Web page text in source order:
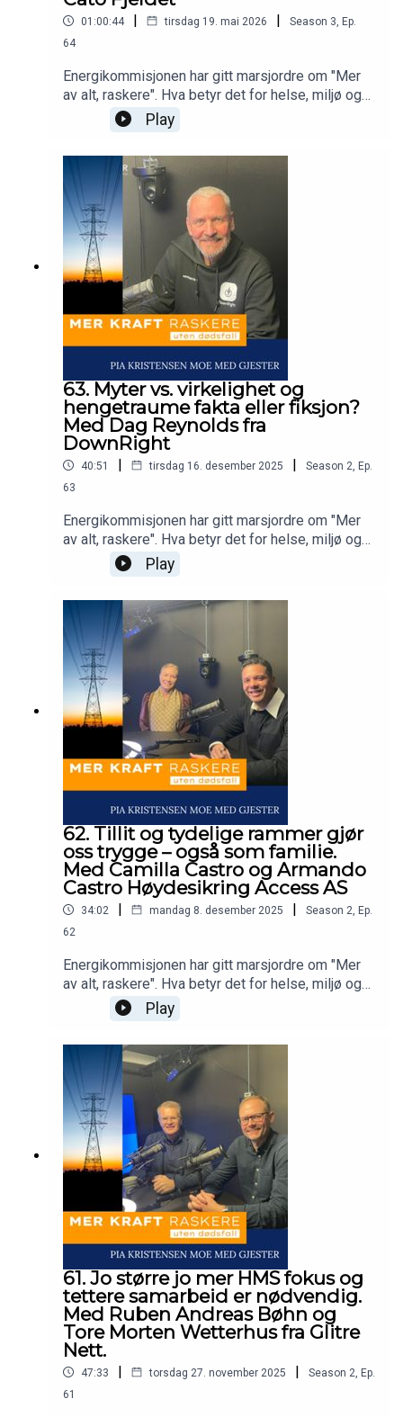
01:00:44 | tirsdag 19. mai 2026 | Season 3 Ep.
64
Energikommisjonen har gitt marsjordre om "Mer
av alt, raskere". Hva betyr det for helse, miljø og
sikkerhet at vi skal bygge mer kraft - raskere?
Dette spørsmålet stiller Pia Kristensen Moe i
snakker med alle bransjer som arbeider i høyden
for å se om vi kan lære noe av hverandre.
Play
63. Myter vs. virkelighet og
hengetraume fakta eller fiksjon?
Med Dag Reynolds fra
DownRight
40:51 | tirsdag 16. desember 2025 | Season 2 Ep.
63
Energikommisjonen har gitt marsjordre om "Mer
av alt, raskere". Hva betyr det for helse, miljø og
sikkerhet at vi skal bygge mer kraft - raskere?
Dette spørsmålet stiller Pia Kristensen Moe i
snakker med alle bransjer som arbeider i høyden
for å se om vi kan lære noe av hverandre.
Play
62. Tillit og tydelige rammer gjør
oss trygge – også som familie.
Med Camilla Castro og Armando
Castro Høydesikring Access AS
34:02 | mandag 8. desember 2025 | Season 2 Ep.
62
Energikommisjonen har gitt marsjordre om "Mer
av alt, raskere". Hva betyr det for helse, miljø og
sikkerhet at vi skal bygge mer kraft - raskere?
Dette spørsmålet stiller Pia Kristensen Moe i
Play
61. Jo større jo mer HMS fokus og
tettere samarbeid er nødvendig.
Med Ruben Andreas Bøhn og
Tore Morten Wetterhus fra Glitre
Nett.
47:33 | torsdag 27. november 2025 | Season 2, Ep.
61